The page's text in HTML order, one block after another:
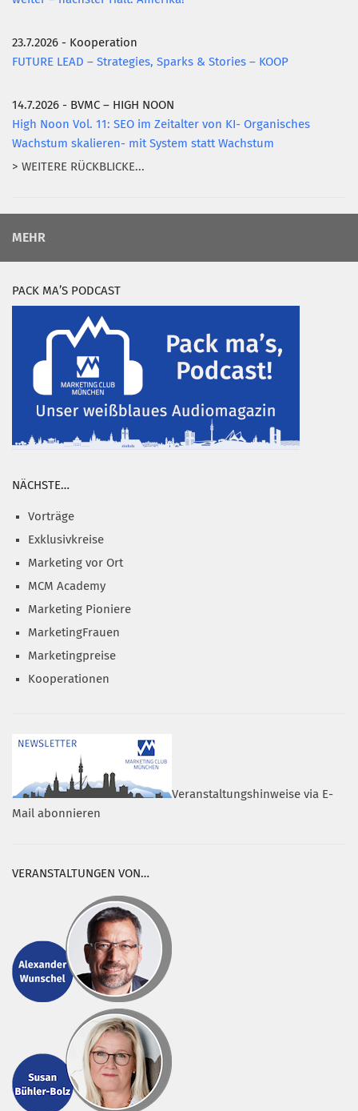
23.7.2026 - Kooperation
FUTURE LEAD – Strategies, Sparks & Stories – KOOP
14.7.2026 - BVMC – HIGH NOON
High Noon Vol. 11: SEO im Zeitalter von KI- Organisches
Wachstum skalieren- mit System statt Wachstum
> WEITERE RÜCKBLICKE...
MEHR
PACK MA’S PODCAST
NÄCHSTE…
Vorträge
Exklusivkreise
Marketing vor Ort
MCM Academy
Marketing Pioniere
MarketingFrauen
Marketingpreise
Kooperationen
Veranstaltungshinweise via E-
Mail abonnieren
VERANSTALTUNGEN VON…